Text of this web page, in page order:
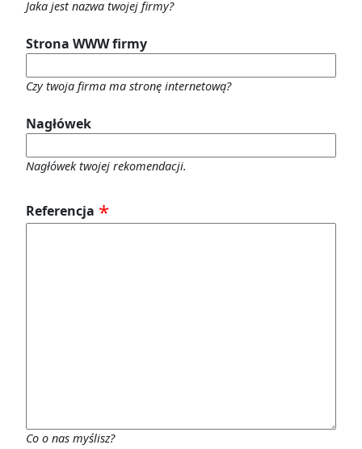
Jaka jest nazwa twojej firmy?
Strona WWW firmy
Czy twoja firma ma stronę internetową?
Nagłówek
Nagłówek twojej rekomendacji.
Referencja
Co o nas myślisz?